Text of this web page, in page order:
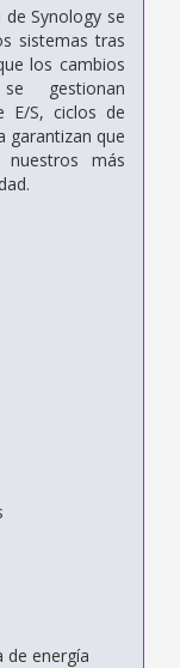
de Synology se
sistemas tras
los cambios
gestionan
E/S, ciclos de
garantizan que
más
de energía